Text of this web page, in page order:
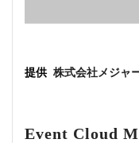
提供 株式会社メジャ
Event Cloud